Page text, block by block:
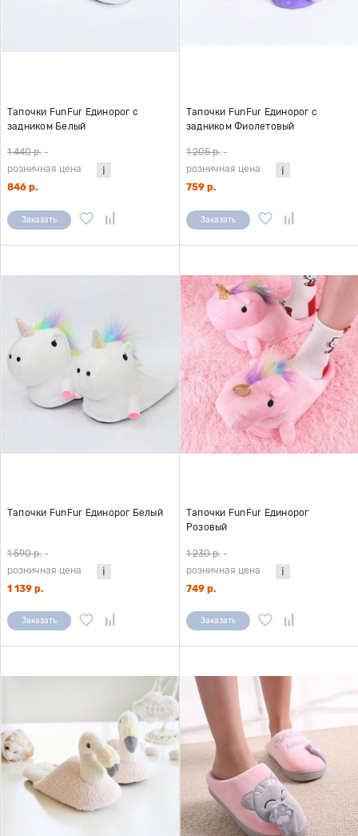
Тапочки FunFur Единорог с
задником Белый
1 440 р. -
розничная цена
846 р.
Заказать
Тапочки FunFur Единорог с
задником Фиолетовый
1 205 р. -
розничная цена
759 р.
Заказать
Тапочки FunFur Единорог Белый
1 590 р. -
розничная цена
1 139 р.
Заказать
Тапочки FunFur Единорог
Розовый
1 230 р. -
розничная цена
749 р.
Заказать